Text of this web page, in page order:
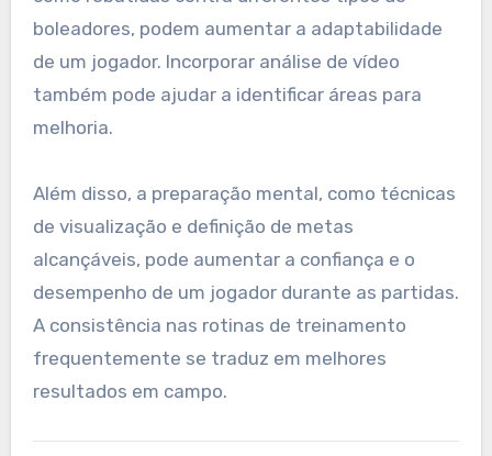
boleadores, podem aumentar a adaptabilidade
de um jogador. Incorporar análise de vídeo
também pode ajudar a identificar áreas para
melhoria.
Além disso, a preparação mental, como técnicas
de visualização e definição de metas
alcançáveis, pode aumentar a confiança e o
desempenho de um jogador durante as partidas.
A consistência nas rotinas de treinamento
frequentemente se traduz em melhores
resultados em campo.